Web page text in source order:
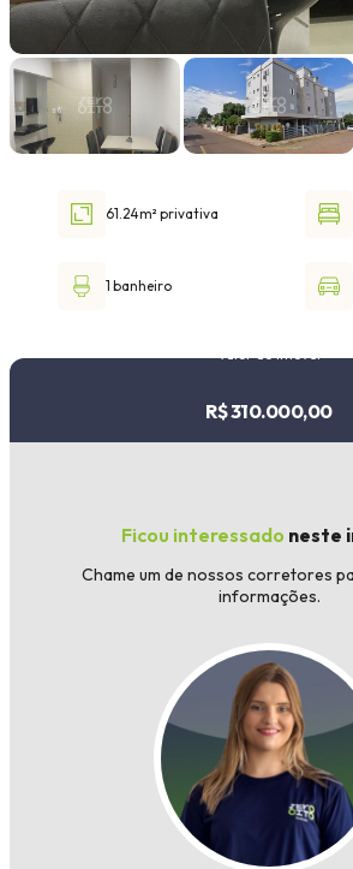
30.000,00até
61.24m² privativa
1 banheiro
R$ 310.000,00
Ficou interessado neste
Chame um de nossos corretores
informações.